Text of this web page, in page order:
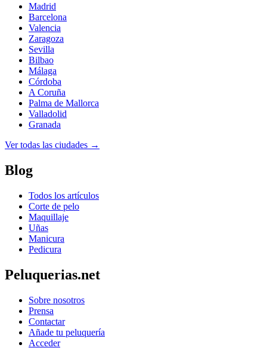
Madrid
Barcelona
Valencia
Zaragoza
Sevilla
Bilbao
Málaga
Córdoba
A Coruña
Palma de Mallorca
Valladolid
Granada
Ver todas las ciudades →
Blog
Todos los artículos
Corte de pelo
Maquillaje
Uñas
Manicura
Pedicura
Peluquerias.net
Sobre nosotros
Prensa
Contactar
Añade tu peluquería
Acceder